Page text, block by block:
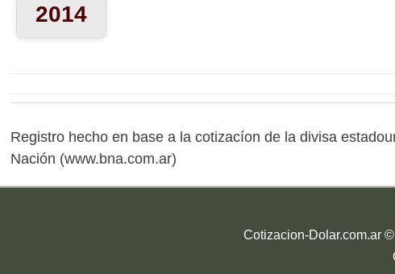
2014
Registro hecho en base a la cotizacíon de la divisa
Nación (www.bna.com.ar)
Cotizacion-Dolar.com.ar